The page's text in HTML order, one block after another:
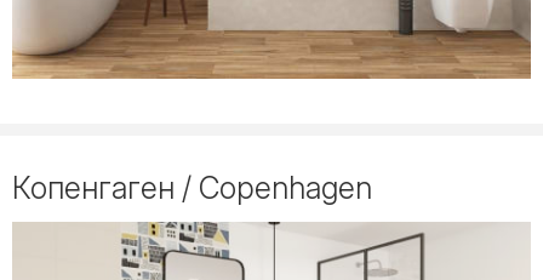
Копенгаген / Copenhagen